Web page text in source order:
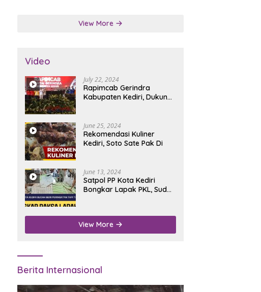
View More
Video
July 22, 2024
Rapimcab Gerindra
Kabupaten Kediri, Dukung
June 25, 2024
Rekomendasi Kuliner
Kediri, Soto Sate Pak Di
June 13, 2024
Satpol PP Kota Kediri
Bongkar Lapak PKL, Sudah
View More
Berita Internasional